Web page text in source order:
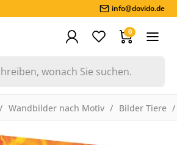
info@dovido.de
0
Wandbilder nach Motiv Bilder Tiere